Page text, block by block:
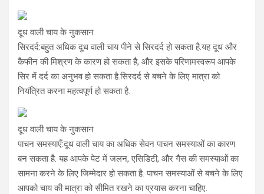
दूध वाली चाय के नुकसान
सिरदर्द:बहुत अधिक दूध वाली चाय पीने से सिरदर्द हो सकता है.यह दूध और
कैफीन की मिश्रण के कारण हो सकता है, और इसके परिणामस्वरूप आपके
सिर में दर्द का अनुभव हो सकता है.सिरदर्द से बचने के लिए मात्रा को
नियंत्रित करना महत्वपूर्ण हो सकता है.
दूध वाली चाय के नुकसान
पाचन समस्याएँ:दूध वाली चाय का अधिक सेवन पाचन समस्याओं का कारण
बन सकता है. यह आपके पेट में जलन, एसिडिटी, और गैस की समस्याओं का
सामना करने के लिए जिम्मेदार हो सकता है. पाचन समस्याओं से बचने के लिए
आपको चाय की मात्रा को सीमित रखने का प्रयास करना चाहिए.